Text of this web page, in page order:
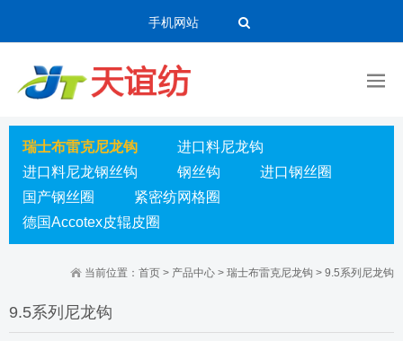
手机网站
瑞士布雷克尼龙钩
进口料尼龙钩
进口料尼龙钢丝钩
钢丝钩
进口钢丝圈
国产钢丝圈
紧密纺网格圈
德国Accotex皮辊皮圈
当前位置： 首页 > 产品中心 > 瑞士布雷克尼龙钩 > 9.5系列尼龙钩
9.5系列尼龙钩